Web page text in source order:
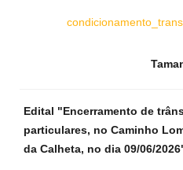
Edital "Encerramento de
particulares, no Caminho
da Calheta, no dia 09/06/